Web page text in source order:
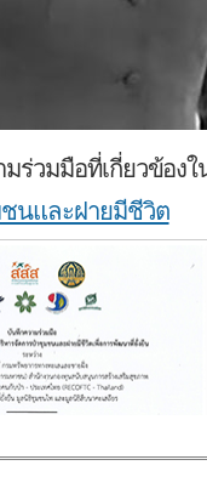
มร่วมมือที่เกี่ยวข้อ
นและฝายมีชีวิต